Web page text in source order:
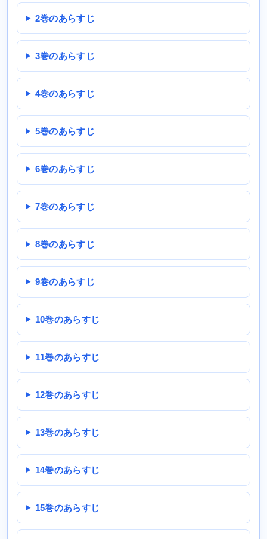
2巻のあらすじ
3巻のあらすじ
4巻のあらすじ
5巻のあらすじ
6巻のあらすじ
7巻のあらすじ
8巻のあらすじ
9巻のあらすじ
10巻のあらすじ
11巻のあらすじ
12巻のあらすじ
13巻のあらすじ
14巻のあらすじ
15巻のあらすじ